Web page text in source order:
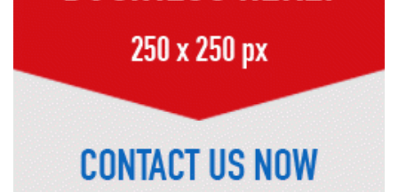
সতর্কতা জারি
দুর্নীতিমুক্ত প্রশাসন গড়াই সরকারের মূল